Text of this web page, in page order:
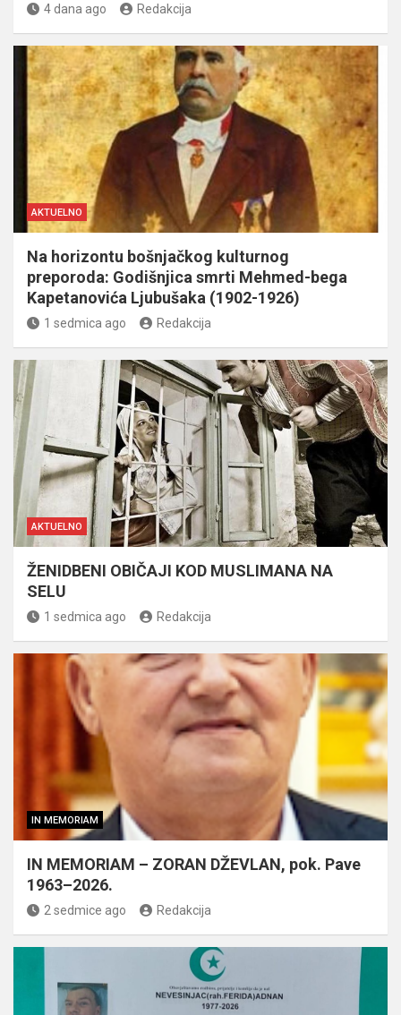
4 dana ago Redakcija
AKTUELNO
Na horizontu bošnjačkog kulturnog
preporoda: Godišnjica smrti Mehmed-bega
Kapetanovića Ljubušaka (1902-1926)
1 sedmica ago Redakcija
AKTUELNO
ŽENIDBENI OBIČAJI KOD MUSLIMANA NA
SELU
1 sedmica ago Redakcija
IN MEMORIAM
IN MEMORIAM – ZORAN DŽEVLAN, pok. Pave
1963–2026.
2 sedmice ago Redakcija